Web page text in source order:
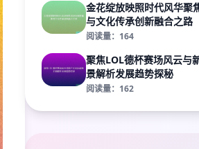
金花绽放映照时代风华聚
与文化传承创新融合之路
阅读量：164
聚焦LOL德杯赛场风云与
景解析发展趋势探秘
阅读量：162